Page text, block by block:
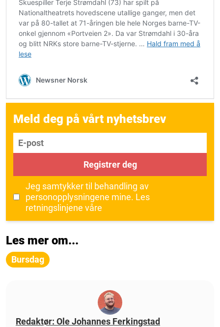
Meld deg på vårt nyhetsbrev
E-post
Registrer deg
Jeg samtykker til behandling av
personopplysningene mine. Les
retningslinjene våre
Les mer om...
Bursdag
Redaktør: Ole Johannes Ferkingstad